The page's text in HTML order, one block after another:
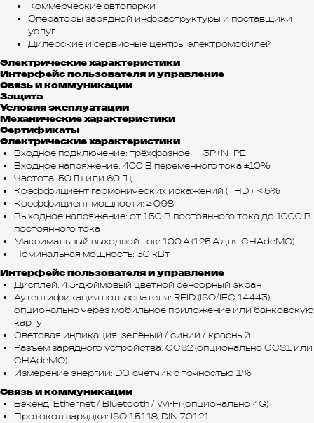
Коммерческие автопарки
Операторы зарядной инфраструктуры и поставщики
услуг
Дилерские и сервисные центры электромобилей
Электрические характеристики
Интерфейс пользователя и управление
Связь и коммуникации
Защита
Условия эксплуатации
Механические характеристики
Сертификаты
Электрические характеристики
Входное подключение: трёхфазное — 3P+N+PE
Входное напряжение: 400 В переменного тока ±10%
Частота: 50 Гц или 60 Гц
Коэффициент гармонических искажений (THDi): ≤ 5%
Коэффициент мощности: ≥ 0,98
Выходное напряжение: от 150 В постоянного тока до 1000 В
постоянного тока
Максимальный выходной ток: 100 А (125 А для CHAdeMO)
Номинальная мощность: 30 кВт
Интерфейс пользователя и управление
Дисплей: 4,3-дюймовый цветной сенсорный экран
Аутентификация пользователя: RFID (ISO/IEC 14443),
опционально через мобильное приложение или банковскую
карту
Световая индикация: зелёный / синий / красный
Разъём зарядного устройства: CCS2 (опционально CCS1 или
CHAdeMO)
Измерение энергии: DC-счётчик с точностью 1%
Связь и коммуникации
Бэкенд: Ethernet / Bluetooth / Wi-Fi (опционально 4G)
Протокол зарядки: ISO 15118, DIN 70121